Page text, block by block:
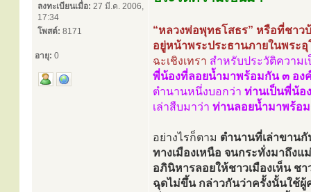
ลงทะเบียนเมื่อ: 27 มี.ค. 2006,
17:34
โพสต์: 8171
อายุ: 0
“หลวงพ่อพุทธโสธร” หรือที่ชาว
อยู่หน้าพระประธานภายในพระ
ฉะเชิงเทรา สำหรับประวัติความ
พี่น้องที่ลอยน้ำมาพร้อมกัน ๓ อง
ตำนานหนึ่งบอกว่า ท่านเป็นพี่น้อ
เล่าสืบมาว่า ท่านลอยน้ำมาพร้อม
อย่างไรก็ตาม ตำนานที่เล่าขาน
ทางเมืองเหนือ จนกระทั่งมาถึงแ
อภินิหารลอยให้ชาวเมืองเห็น ช
ฉุดไม่ขึ้น กล่าวกันว่าครั้งนั้นใช้ผู้